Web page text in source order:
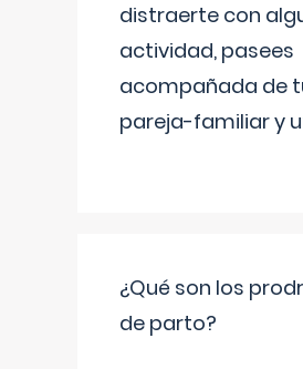
distraerte con
actividad, pasees
acompañada de
pareja-familiar y
¿Qué son los
de parto?